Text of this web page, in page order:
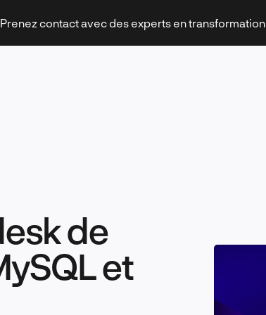
Prenez contact avec des experts en transformation
Technologies et innovation
de
et